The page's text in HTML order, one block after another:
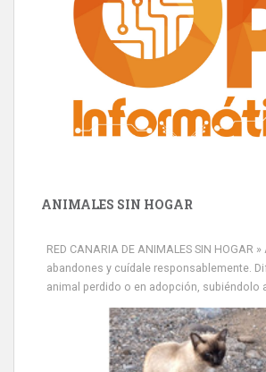
ANIMALES SIN HOGAR
RED CANARIA DE ANIMALES SIN HOGAR
abandones y cuídale responsablemente.
animal perdido o en adopción, subiéndolo